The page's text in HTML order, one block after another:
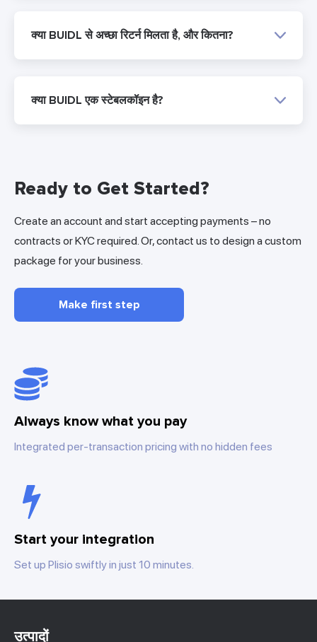
क्या BUIDL से अच्छा रिटर्न मिलता है, और कितना?
क्या BUIDL एक स्टेबलकॉइन है?
Ready to Get Started?
Create an account and start accepting payments – no
contracts or KYC required. Or, contact us to design a custom
package for your business.
Make first step
Always know what you pay
Integrated per-transaction pricing with no hidden fees
Start your integration
Set up Plisio swiftly in just 10 minutes.
उत्पादों